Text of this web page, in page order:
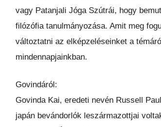
vagy Patanjali Jóga Szútrái, hogy
filózófia tanulmányozása. Amit meg
változtatni az elképzeléseinket a
mindennapjainkban.
Govindáról:
Govinda Kai, eredeti nevén Russell
japán bevándorlók leszármazottjai